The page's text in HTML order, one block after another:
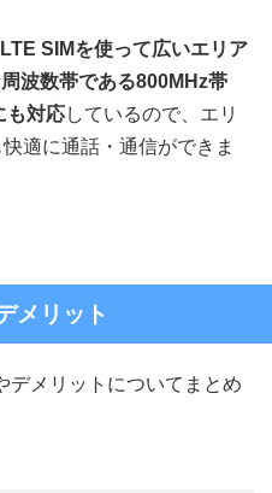
SIMを使って広いエリア
波数帯である800MHz帯
も対応しているので、エリ
適に通話・通信ができま
メリット
デメリットについてまとめ